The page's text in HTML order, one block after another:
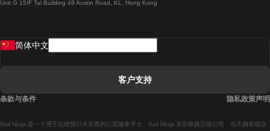
羅馬開往拿坡里的列車
Unit G 15/F Tal Building 49 Austin Road, KL, Hong Kong
Rail Ninja 是一个用于在线预订火车票的订票服务平台。Rail Ninja 并非铁路运输公司，也不拥有或运
简体中文
客户支持
条款与条件 隐私政策声明